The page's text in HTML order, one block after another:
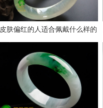
皮肤偏红的人适合佩戴什么样的
翡翠手镯